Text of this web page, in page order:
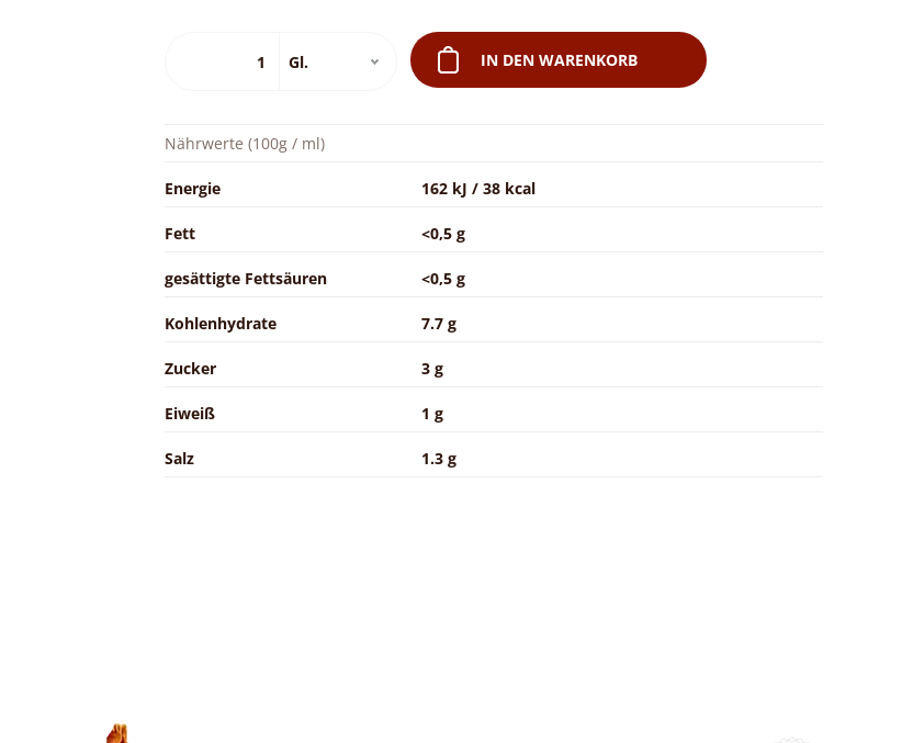
IN DEN WARENKORB
Nährwerte (100g / ml)
Energie 162 kJ / 38 kcal
Fett <0,5 g
gesättigte Fettsäuren <0,5 g
Kohlenhydrate 7.7 g
Zucker 3 g
Eiweiß 1 g
Salz 1.3 g